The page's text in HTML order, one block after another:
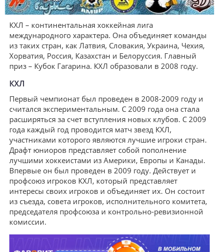
КХЛ – континентальная хоккейная лига
международного характера. Она объединяет команды
из таких стран, как Латвия, Словакия, Украина, Чехия,
Хорватия, Россия, Казахстан и Белоруссия. Главный
приз – Кубок Гагарина. КХЛ образовали в 2008 году.
КХЛ
Первый чемпионат был проведен в 2008-2009 году и
считался экспериментальным. С 2009 года она стала
расширяться за счет вступления новых клубов. С 2009
года каждый год проводится матч звезд КХЛ,
участниками которого являются лучшие игроки стран.
Драфт юниоров представляет собой пополнение
лучшими хоккеистами из Америки, Европы и Канады.
Впервые он был проведен в 2009 году. Действует и
профсоюз игроков КХЛ, который представляет
интересы своих игроков и объединяет их. Он состоит
из съезда, совета игроков, исполнительного комитета,
председателя профсоюза и контрольно-ревизионной
комиссии.